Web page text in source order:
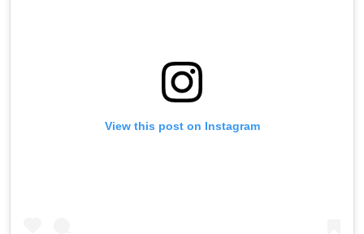
View this post on Instagram